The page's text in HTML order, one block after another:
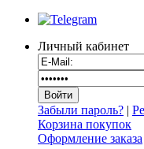
Личный кабинет
Забыли пароль? |
Корзина покупок
Оформление заказа